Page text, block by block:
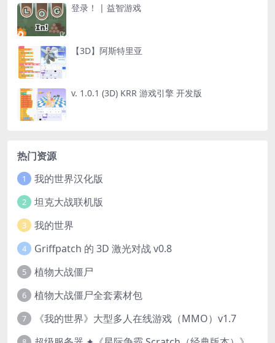
登录！ | 益智游戏
【3D】阿斯特里亚
v. 1.0.1 (3D) KRR 游戏引擎 开发版
热门资源
1 我的世界汉化版
2 坦克大战联机版
3 我的世界
4 Griffpatch 的 3D 激光对战 v0.8
5 植物大战僵尸
6 植物大战僵尸全套素材包
7 《我的世界》大型多人在线游戏（MMO）v1.7